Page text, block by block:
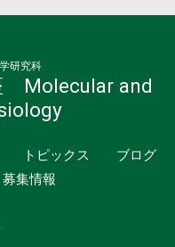
研究科
Molecular and
トピックス
ブログ
募集情報